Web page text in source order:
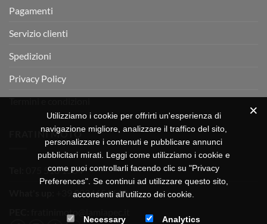
Pagamenti
Servizio clienti
Spedizioni
Privacy Policy
Termini e condizioni
FRATINI MOTO
075 518 1504
+39 3334656649
Utilizziamo i cookie per offrirti un'esperienza di
navigazione migliore, analizzare il traffico del sito,
personalizzare i contenuti e pubblicare annunci
pubblicitari mirati. Leggi come utilizziamo i cookie e
come puoi controllarli facendo clic su "Privacy
Preferences". Se continui ad utilizzare questo sito,
acconsenti all'utilizzo dei cookie.
Necessary Analytics